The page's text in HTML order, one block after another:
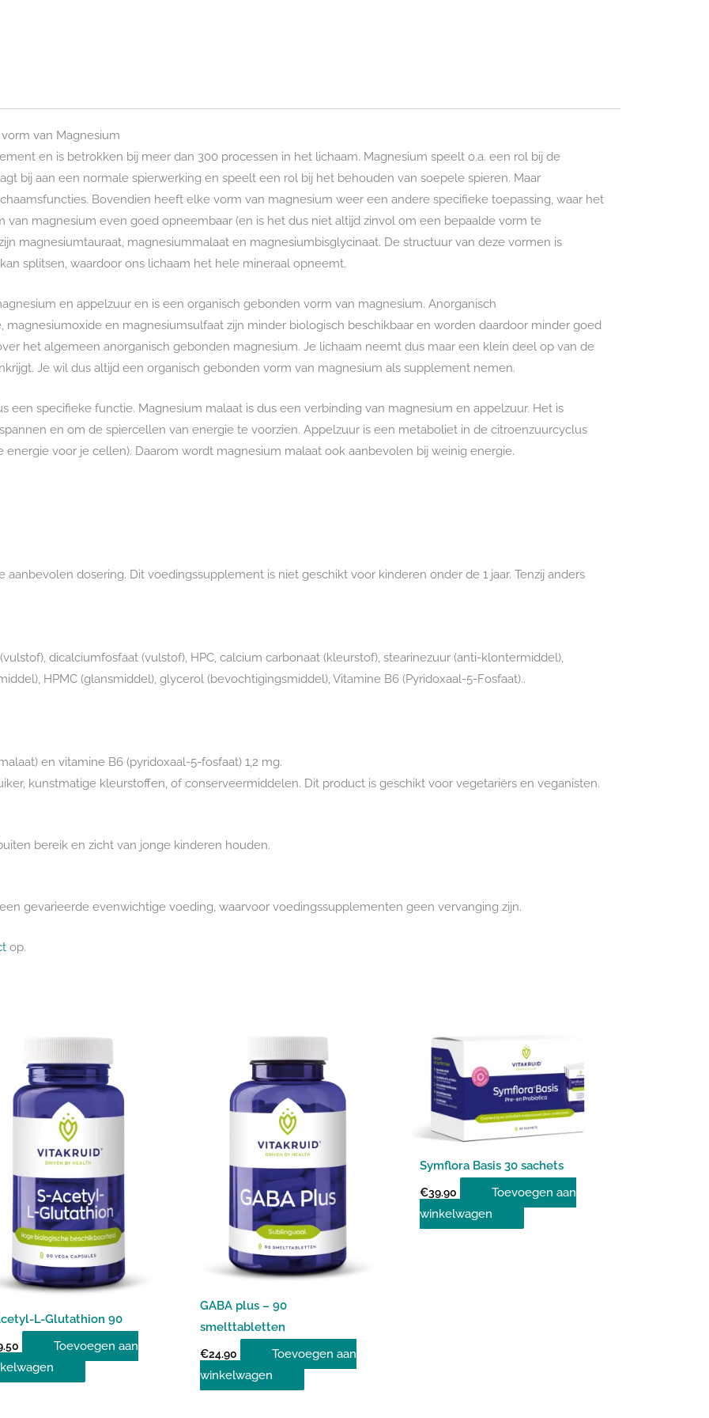
van Magnesium
en is betrokken bij meer dan 300 processen in het lichaam. Magnesium speelt o.a. een rol bij de
bij aan een normale spierwerking en speelt een rol bij het behouden van soepele spieren. Maar
Bovendien heeft elke vorm van magnesium weer een andere specifieke toepassing, waar het
van magnesium even goed opneembaar (en is het dus niet altijd zinvol om een bepaalde vorm te
magnesiumtauraat, magnesiummalaat en magnesiumbisglycinaat. De structuur van deze vormen is
splitsen, waardoor ons lichaam het hele mineraal opneemt.
en appelzuur en is een organisch gebonden vorm van magnesium. Anorganisch
en magnesiumsulfaat zijn minder biologisch beschikbaar en worden daardoor minder goed
het algemeen anorganisch gebonden magnesium. Je lichaam neemt dus maar een klein deel op van de
Je wil dus altijd een organisch gebonden vorm van magnesium als supplement nemen.
een specifieke functie. Magnesium malaat is dus een verbinding van magnesium en appelzuur. Het is
en om de spiercellen van energie te voorzien. Appelzuur is een metaboliet in de citroenzuurcyclus
energie voor je cellen). Daarom wordt magnesium malaat ook aanbevolen bij weinig energie.
dosering. Dit voedingssupplement is niet geschikt voor kinderen onder de 1 jaar. Tenzij anders
dicalciumfosfaat (vulstof), HPC, calcium carbonaat (kleurstof), stearinezuur (anti-klontermiddel),
HPMC (glansmiddel), glycerol (bevochtigingsmiddel), Vitamine B6 (Pyridoxaal-5-Fosfaat)..
en vitamine B6 (pyridoxaal-5-fosfaat) 1,2 mg.
kunstmatige kleurstoffen, of conserveermiddelen. Dit product is geschikt voor vegetariërs en veganisten.
bereik en zicht van jonge kinderen houden.
gevarieerde evenwichtige voeding, waarvoor voedingssupplementen geen vervanging zijn.
op.
L-Glutathion 90
Toevoegen aan
GABA plus – 90
smelttabletten
€24.90
Toevoegen aan
winkelwagen
Symflora Basis 30 sachets
€39.90
Toevoegen aan
winkelwagen